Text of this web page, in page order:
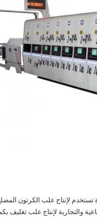
لإنتاج علب الكرتون
والتجارية لإنتاج علب تغليف